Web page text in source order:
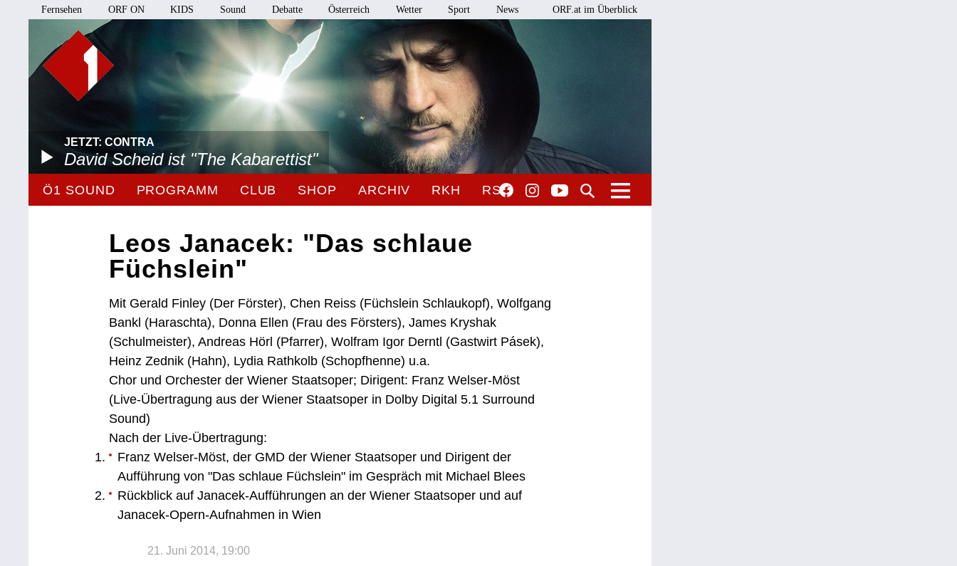
Fernsehen ORF ON KIDS Sound Debatte Österreich Wetter Sport News ORF.at im Überblick
JETZT: CONTRA
David Scheid ist "The Kabarettist"
Ö1 SOUND PROGRAMM CLUB SHOP ARCHIV RKH RSO
Leos Janacek: "Das schlaue
Füchslein"
Mit Gerald Finley (Der Förster), Chen Reiss (Füchslein Schlaukopf), Wolfgang
Bankl (Haraschta), Donna Ellen (Frau des Försters), James Kryshak
(Schulmeister), Andreas Hörl (Pfarrer), Wolfram Igor Derntl (Gastwirt Pásek),
Heinz Zednik (Hahn), Lydia Rathkolb (Schopfhenne) u.a.
Chor und Orchester der Wiener Staatsoper; Dirigent: Franz Welser-Möst
(Live-Übertragung aus der Wiener Staatsoper in Dolby Digital 5.1 Surround
Sound)
Nach der Live-Übertragung:
Franz Welser-Möst, der GMD der Wiener Staatsoper und Dirigent der
Aufführung von "Das schlaue Füchslein" im Gespräch mit Michael Blees
Rückblick auf Janacek-Aufführungen an der Wiener Staatsoper und auf
Janacek-Opern-Aufnahmen in Wien
21. Juni 2014, 19:00